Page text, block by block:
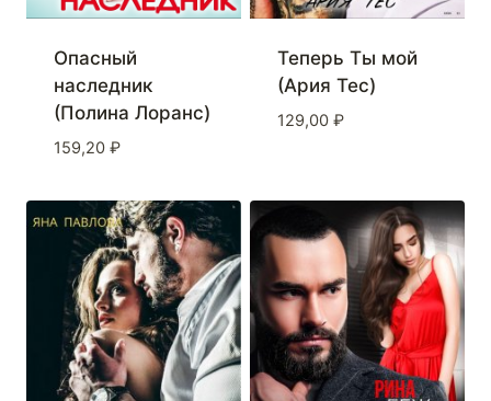
Опасный
наследник
(Полина Лоранс)
159,20 ₽
Теперь Ты мой
(Ария Тес)
129,00 ₽